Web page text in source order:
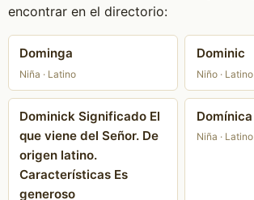
encontrar en el directorio:
Dominga
Niña · Latino
Dominic
Niño · Latino
Dominick Significado El
que viene del Señor. De
origen latino.
Características Es
generoso
Domínica
Niña · Latino